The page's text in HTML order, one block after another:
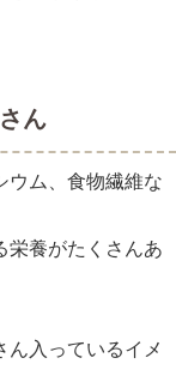
ん
ウム、食物繊維な
栄養がたくさんあ
ん入っているイメ